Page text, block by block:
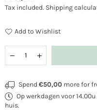
price
Tax included. Shipping
Add to Wishlist
Decrease
quantity
Elliot
grips
4-
line
Increase
quantity
Elliot
grips
4-
Spend €50,00 more for
Op werkdagen voor
huis.